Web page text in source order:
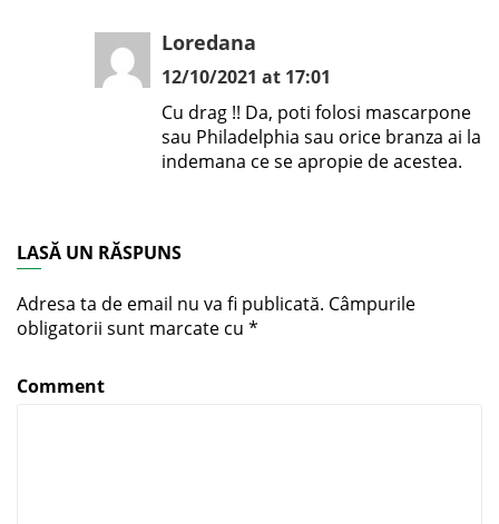
Loredana
12/10/2021 at 17:01
Cu drag !! Da, poti folosi mascarpone
sau Philadelphia sau orice branza ai la
indemana ce se apropie de acestea.
LASĂ UN RĂSPUNS
Adresa ta de email nu va fi publicată. Câmpurile
obligatorii sunt marcate cu *
Comment